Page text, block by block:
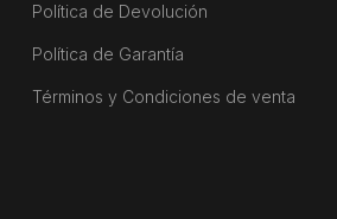
Política de Devolución
Política de Garantía
Términos y Condiciones de venta